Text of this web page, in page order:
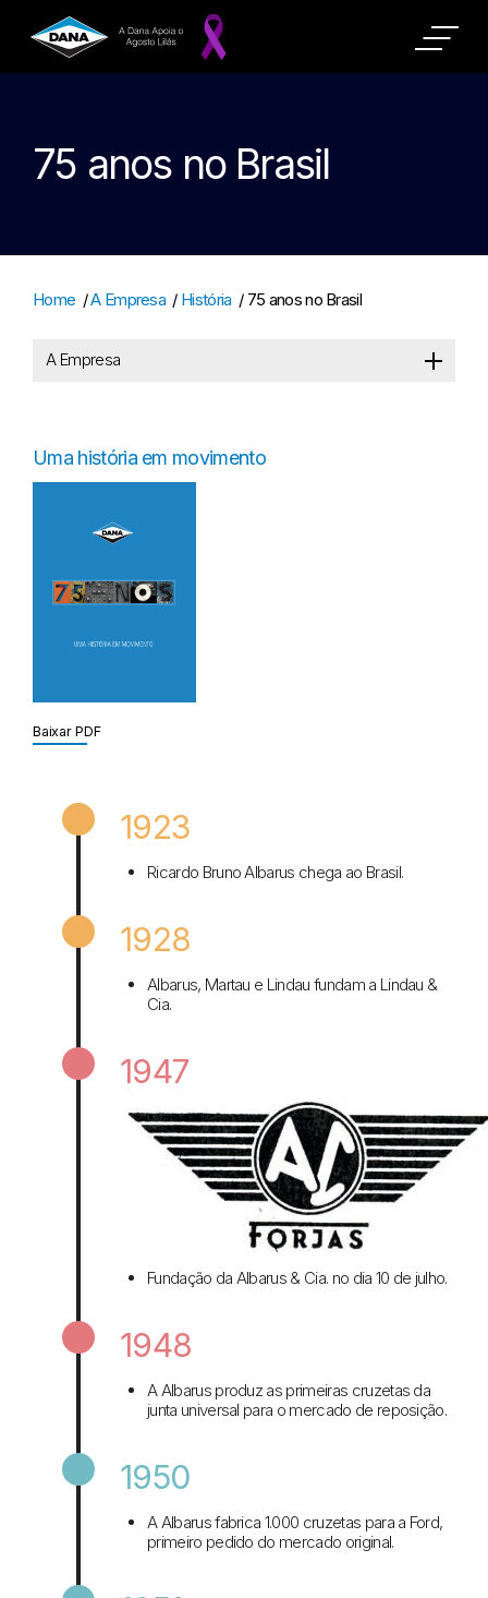
75 anos no Brasil
Home /A Empresa / História / 75 anos no Brasil
A Empresa
Uma história em movimento
Baixar PDFBaixar PDF
1923
Ricardo Bruno Albarus chega ao Brasil.
1928
Albarus, Martau e Lindau fundam a Lindau &
Cia.
1947
Fundação da Albarus & Cia. no dia 10 de julho.
1948
A Albarus produz as primeiras cruzetas da
junta universal para o mercado de reposição.
1950
A Albarus fabrica 1.000 cruzetas para a Ford,
primeiro pedido do mercado original.